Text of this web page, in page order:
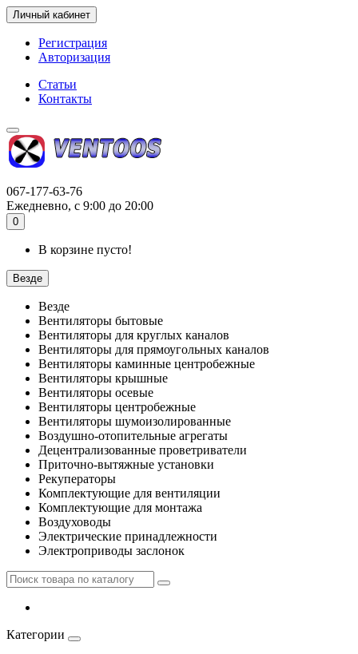
Личный кабинет
Регистрация
Авторизация
Статьи
Контакты
067-177-63-76
Ежедневно, с 9:00 до 20:00
0
В корзине пусто!
Везде
Везде
Вентиляторы бытовые
Вентиляторы для круглых каналов
Вентиляторы для прямоугольных каналов
Вентиляторы каминные центробежные
Вентиляторы крышные
Вентиляторы осевые
Вентиляторы центробежные
Вентиляторы шумоизолированные
Воздушно-отопительные агрегаты
Децентрализованные проветриватели
Приточно-вытяжные установки
Рекуператоры
Комплектующие для вентиляции
Комплектующие для монтажа
Воздуховоды
Электрические принадлежности
Электроприводы заслонок
Категории